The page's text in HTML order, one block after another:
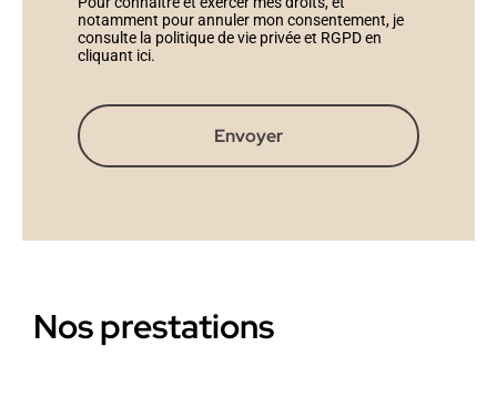
notamment pour annuler mon consentement, je
consulte la politique de vie privée et RGPD en
cliquant ici.
Envoyer
Nos prestations